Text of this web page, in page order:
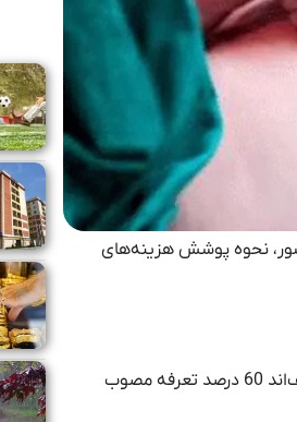
بیمه سلامت کشور، نحوه پوشش هزینه‌های
بر اساس این مصوبه، در مراکز مجاز درمان ناباروری بخش‌های خیریه و خصوصی، سازمان‌های بیمه‌گر پایه موظف‌اند 60 درصد تعرفه مصوب